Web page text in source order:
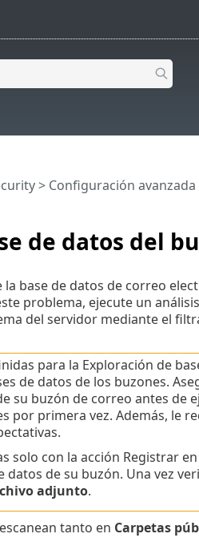
de datos del
> Configuración avanzada
base de datos de correo
problema, ejecute un
del servidor mediante el
para la Exploración de
de datos de los buzones.
su buzón de correo antes de
por primera vez. Además, le
solo con la acción Registrar
datos de su buzón. Una vez
adjunto.
tanto en Carpetas